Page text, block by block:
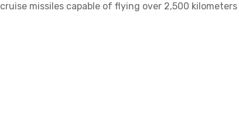
cruise missiles capable of flying over 2,500 kilometers